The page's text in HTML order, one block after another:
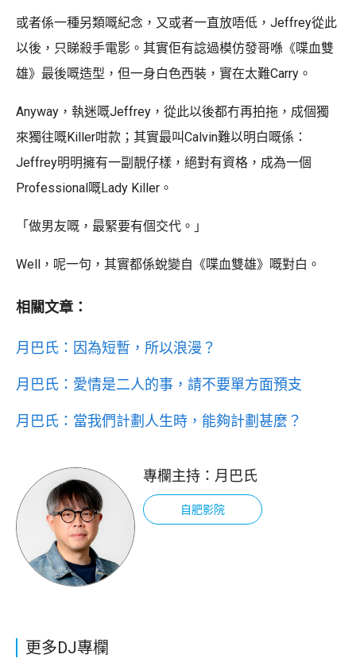
或者係一種另類嘅紀念，又或者一直放唔低，Jeffrey從此
以後，只睇殺手電影。其實佢有諗過模仿發哥喺《喋血雙
雄》最後嘅造型，但一身白色西裝，實在太難Carry。
Anyway，執迷嘅Jeffrey，從此以後都冇再拍拖，成個獨
來獨往嘅Killer咁款；其實最叫Calvin難以明白嘅係：
Jeffrey明明擁有一副靚仔樣，絕對有資格，成為一個
Professional嘅Lady Killer。
「做男友嘅，最緊要有個交代。」
Well，呢一句，其實都係蛻變自《喋血雙雄》嘅對白。
相關文章：
月巴氏：因為短暫，所以浪漫？
月巴氏：愛情是二人的事，請不要單方面預支
月巴氏：當我們計劃人生時，能夠計劃甚麼？
專欄主持： 月巴氏
自肥影院
更多DJ專欄